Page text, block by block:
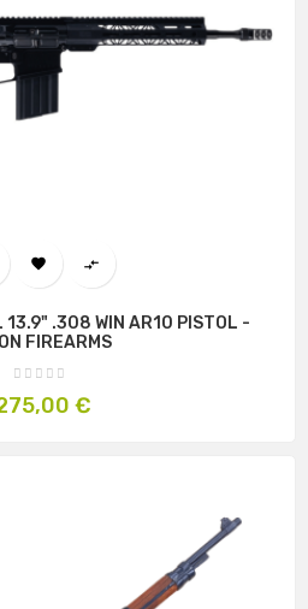
 
13.9" .308 WIN AR10 PISTOL -
FIREARMS
€